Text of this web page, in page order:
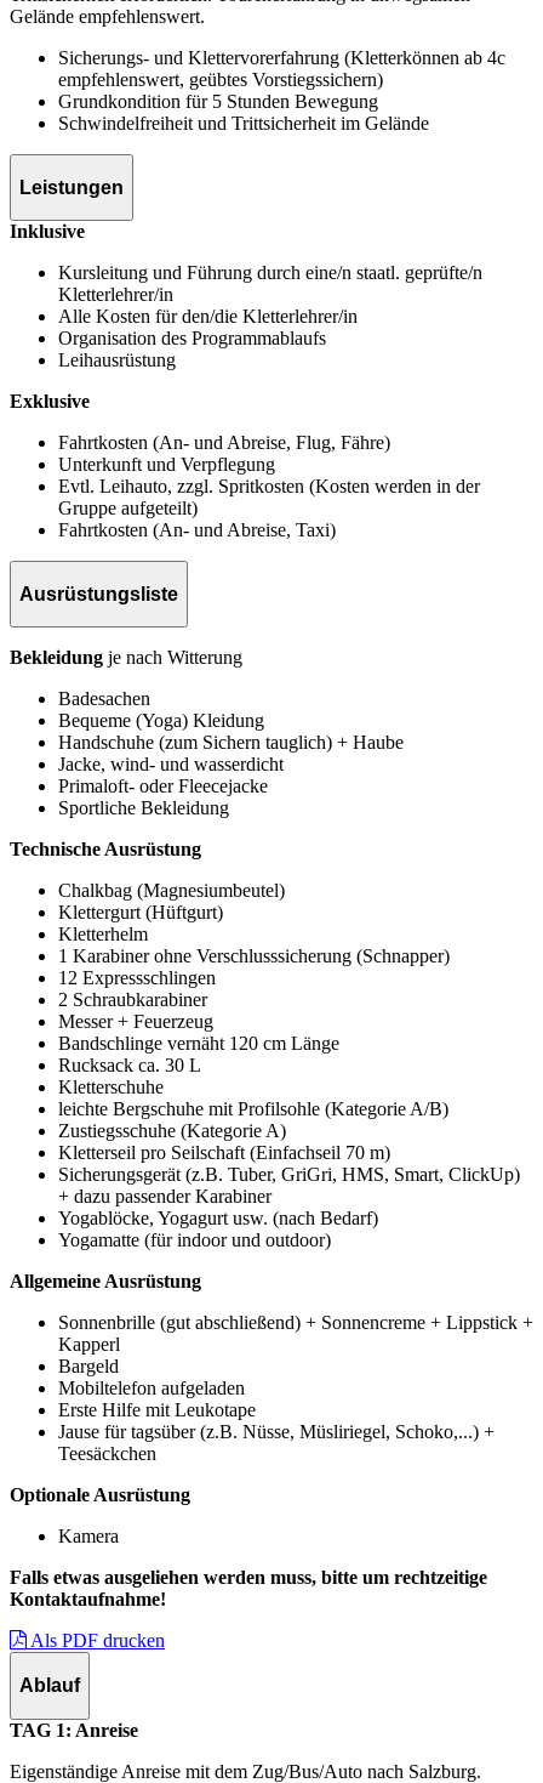
Gelände empfehlenswert.
Sicherungs- und Klettervorerfahrung (Kletterkönnen ab 4c
empfehlenswert, geübtes Vorstiegssichern)
Grundkondition für 5 Stunden Bewegung
Schwindelfreiheit und Trittsicherheit im Gelände
Leistungen
Inklusive
Kursleitung und Führung durch eine/n staatl. geprüfte/n
Kletterlehrer/in
Alle Kosten für den/die Kletterlehrer/in
Organisation des Programmablaufs
Leihausrüstung
Exklusive
Fahrtkosten (An- und Abreise, Flug, Fähre)
Unterkunft und Verpflegung
Evtl. Leihauto, zzgl. Spritkosten (Kosten werden in der
Gruppe aufgeteilt)
Fahrtkosten (An- und Abreise, Taxi)
Ausrüstungsliste
Bekleidung je nach Witterung
Badesachen
Bequeme (Yoga) Kleidung
Handschuhe (zum Sichern tauglich) + Haube
Jacke, wind- und wasserdicht
Primaloft- oder Fleecejacke
Sportliche Bekleidung
Technische Ausrüstung
Chalkbag (Magnesiumbeutel)
Klettergurt (Hüftgurt)
Kletterhelm
1 Karabiner ohne Verschlusssicherung (Schnapper)
12 Expressschlingen
2 Schraubkarabiner
Messer + Feuerzeug
Bandschlinge vernäht 120 cm Länge
Rucksack ca. 30 L
Kletterschuhe
leichte Bergschuhe mit Profilsohle (Kategorie A/B)
Zustiegsschuhe (Kategorie A)
Kletterseil pro Seilschaft (Einfachseil 70 m)
Sicherungsgerät (z.B. Tuber, GriGri, HMS, Smart, ClickUp)
+ dazu passender Karabiner
Yogablöcke, Yogagurt usw. (nach Bedarf)
Yogamatte (für indoor und outdoor)
Allgemeine Ausrüstung
Sonnenbrille (gut abschließend) + Sonnencreme + Lippstick +
Kapperl
Bargeld
Mobiltelefon aufgeladen
Erste Hilfe mit Leukotape
Jause für tagsüber (z.B. Nüsse, Müsliriegel, Schoko,...) +
Teesäckchen
Optionale Ausrüstung
Kamera
Falls etwas ausgeliehen werden muss, bitte um rechtzeitige
Kontaktaufnahme!
Als PDF drucken
Ablauf
TAG 1: Anreise
Eigenständige Anreise mit dem Zug/Bus/Auto nach Salzburg.